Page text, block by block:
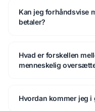
Kan jeg forhåndsvise
betaler?
Hvad er forskellen
menneskelig
Hvordan kommer jeg i